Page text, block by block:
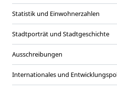
Statistik und Einwohnerzahlen
Stadtporträt und Stadtgeschichte
Ausschreibungen
Internationales und